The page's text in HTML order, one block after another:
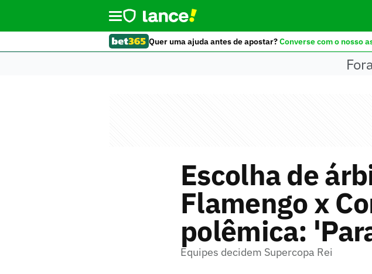
Quer uma ajuda antes de apostar?Converse com o nosso
Escolha de
Flamengo x
polêmica:
Equipes decidem Supercopa Rei